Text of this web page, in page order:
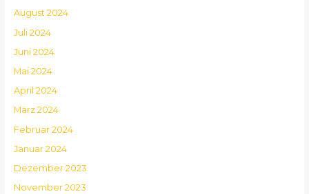
August 2024
Juli 2024
Juni 2024
Mai 2024
April 2024
März 2024
Februar 2024
Januar 2024
Dezember 2023
November 2023